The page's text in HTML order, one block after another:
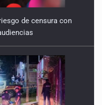
de censura con